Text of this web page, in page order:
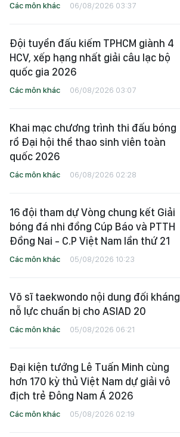
Các môn khác 06/08/2026 03:37
Đội tuyển đấu kiếm TPHCM giành 4
HCV, xếp hạng nhất giải câu lạc bộ
quốc gia 2026
Các môn khác 06/08/2026 03:07
Khai mạc chương trình thi đấu bóng
rổ Đại hội thể thao sinh viên toàn
quốc 2026
Các môn khác 06/08/2026 02:28
16 đội tham dự Vòng chung kết Giải
bóng đá nhi đồng Cúp Báo và PTTH
Đồng Nai - C.P Việt Nam lần thứ 21
Các môn khác 05/08/2026 10:23
Võ sĩ taekwondo nội dung đối kháng
nỗ lực chuẩn bị cho ASIAD 20
Các môn khác 05/08/2026 06:21
Đại kiện tướng Lê Tuấn Minh cùng
hơn 170 kỳ thủ Việt Nam dự giải vô
địch trẻ Đông Nam Á 2026
Các môn khác 05/08/2026 02:19